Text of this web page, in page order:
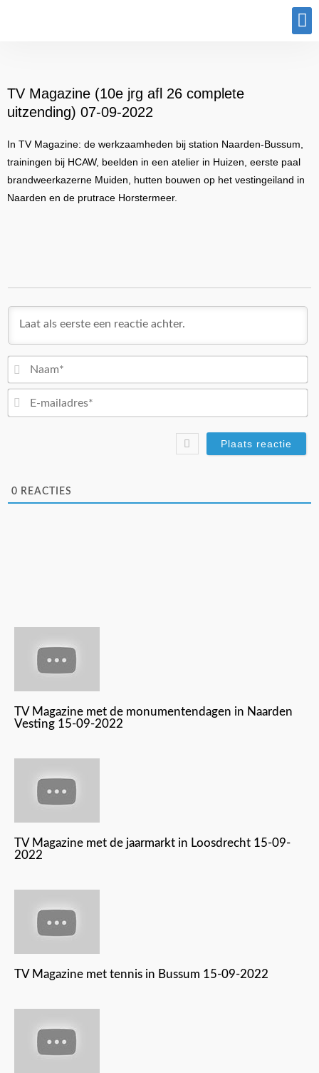
TV Magazine (10e jrg afl 26 complete
uitzending) 07-09-2022
In TV Magazine: de werkzaamheden bij station Naarden-Bussum,
trainingen bij HCAW, beelden in een atelier in Huizen, eerste paal
brandweerkazerne Muiden, hutten bouwen op het vestingeiland in
Naarden en de prutrace Horstermeer.
0 REACTIES
TV Magazine met de monumentendagen in Naarden
Vesting 15-09-2022
TV Magazine met de jaarmarkt in Loosdrecht 15-09-
2022
TV Magazine met tennis in Bussum 15-09-2022